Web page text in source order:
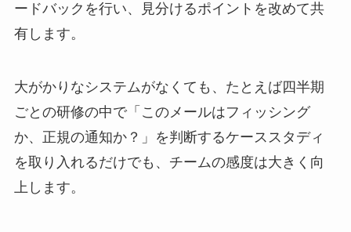
ードバックを行い、見分けるポイントを改めて共
有します。
大がかりなシステムがなくても、たとえば四半期
ごとの研修の中で「このメールはフィッシング
か、正規の通知か？」を判断するケーススタディ
を取り入れるだけでも、チームの感度は大きく向
上します。